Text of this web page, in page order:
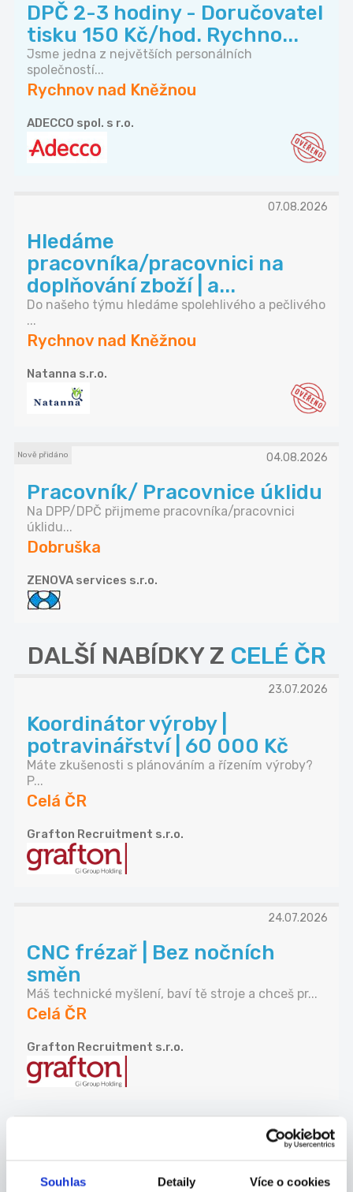
Souhlas Detaily Více o cookies
DPČ 2-3 hodiny - Doručovatel
tisku 150 Kč/hod. Rychno...
Jsme jedna z největších personálních
společností...
Rychnov nad Kněžnou
ADECCO spol. s r.o.
07.08.2026
Hledáme
pracovníka/pracovnici na
doplňování zboží | a...
Do našeho týmu hledáme spolehlivého a pečlivého
...
Rychnov nad Kněžnou
Natanna s.r.o.
Nově přidáno 04.08.2026
Pracovník/ Pracovnice úklidu
Na DPP/DPČ přijmeme pracovníka/pracovnici
úklidu...
Dobruška
ZENOVA services s.r.o.
DALŠÍ NABÍDKY Z CELÉ ČR
23.07.2026
Koordinátor výroby |
potravinářství | 60 000 Kč
Máte zkušenosti s plánováním a řízením výroby?
P...
Celá ČR
Grafton Recruitment s.r.o.
24.07.2026
CNC frézař | Bez nočních
směn
Máš technické myšlení, baví tě stroje a chceš pr...
Celá ČR
Grafton Recruitment s.r.o.
24.07.2026